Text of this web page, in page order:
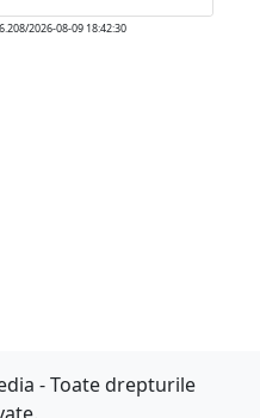
2026-08-09 18:42:30
- Toate drepturile